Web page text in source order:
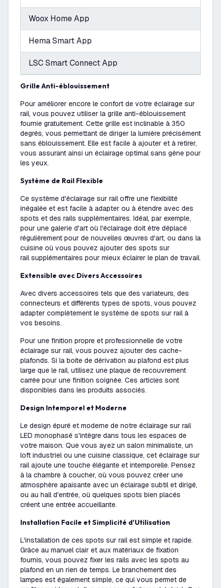
Woox Home App
Hema Smart App
LSC Smart Connect App
Grille Anti-éblouissement
Pour améliorer encore le confort de votre éclairage sur
rail, vous pouvez utiliser la grille anti-éblouissement
fournie gratuitement. Cette grille est inclinable à 350
degrés, vous permettant de diriger la lumière précisément
sans éblouissement. Elle est facile à ajouter et à retirer,
vous assurant ainsi un éclairage optimal sans gêne pour
les yeux.
Système de Rail Flexible
Ce système d'éclairage sur rail offre une flexibilité
inégalée et est facile à adapter ou à étendre avec des
spots et des rails supplémentaires. Idéal, par exemple,
pour une galerie d'art où l'éclairage doit être déplacé
régulièrement pour de nouvelles œuvres d'art, ou dans la
cuisine où vous pouvez ajouter des spots sur
rail supplémentaires pour mieux éclairer le plan de travail.
Extensible avec Divers Accessoires
Avec divers accessoires tels que des variateurs, des
connecteurs et différents types de spots, vous pouvez
adapter complètement le système de spots sur rail à
vos besoins.
Pour une finition propre et professionnelle de votre
éclairage sur rail, vous pouvez ajouter des cache-
plafonds. Si la boîte de dérivation au plafond est plus
large que le rail, utilisez une plaque de recouvrement
carrée pour une finition soignée. Ces articles sont
disponibles dans les produits associés.
Design Intemporel et Moderne
Le design épuré et moderne de notre éclairage sur rail
LED monophasé s'intègre dans tous les espaces de
votre maison. Que vous ayez un salon minimaliste, un
loft industriel ou une cuisine classique, cet éclairage sur
rail ajoute une touche élégante et intemporelle. Pensez
à la chambre à coucher, où vous pouvez créer une
atmosphère apaisante avec un éclairage subtil et dirigé,
ou au hall d'entrée, où quelques spots bien placés
créent une entrée accueillante.
Installation Facile et Simplicité d'Utilisation
L'installation de ces spots sur rail est simple et rapide.
Grâce au manuel clair et aux matériaux de fixation
fournis, vous pouvez fixer les rails avec les spots au
plafond en un rien de temps. Le branchement des
lampes est également simple, ce qui vous permet de